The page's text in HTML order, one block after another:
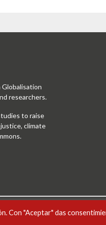
researchers.
to raise
climate
Commons Reconeixement-
Con "Aceptar" das